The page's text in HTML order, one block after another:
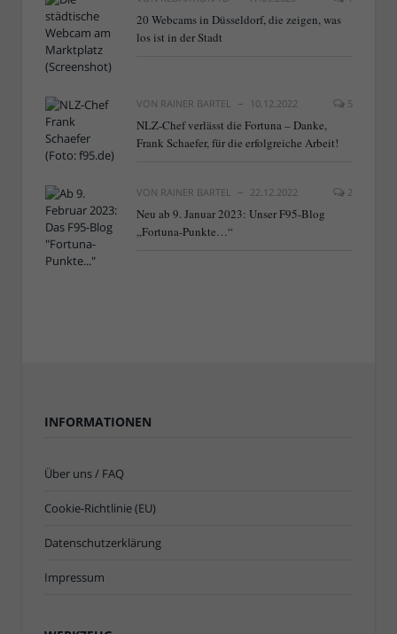
20 Webcams in Düsseldorf, die zeigen, was
los ist in der Stadt
VON RAINER BARTEL 10.12.2022 5
NLZ-Chef verlässt die Fortuna – Danke,
Frank Schaefer, für die erfolgreiche Arbeit!
VON RAINER BARTEL 22.12.2022 2
Neu ab 9. Januar 2023: Unser F95-Blog
„Fortuna-Punkte…“
INFORMATIONEN
Über uns / FAQ
Cookie-Richtlinie (EU)
Datenschutzerklärung
Impressum